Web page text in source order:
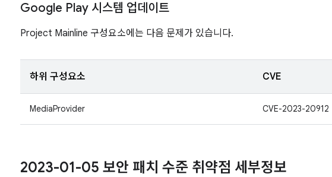
Google Play 시스템 업데이트
Project Mainline 구성요소에는 다음 문제가 있습니다.
하위 구성요소 CVE
MediaProvider CVE-2023-20912
2023-01-05 보안 패치 수준 취약점 세부정보